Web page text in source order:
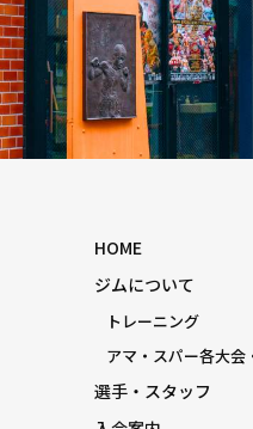
HOME
ジムについて
トレーニング
アマ・スパー各大会
選手・スタッフ